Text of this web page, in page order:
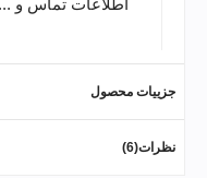
اطلاعات تماس و
جزییات محصول
نظرات(6)